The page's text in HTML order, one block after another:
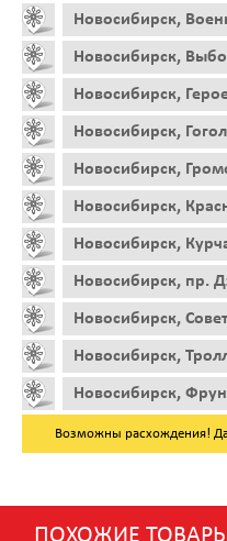
Новосибирск,
Новосибирск,
Новосибирск,
Новосибирск,
Новосибирск,
Новосибирск,
Новосибирск,
Новосибирск, пр.
Новосибирск,
Новосибирск,
Новосибирск,
Возможны расхождения!
ПОХОЖИЕ